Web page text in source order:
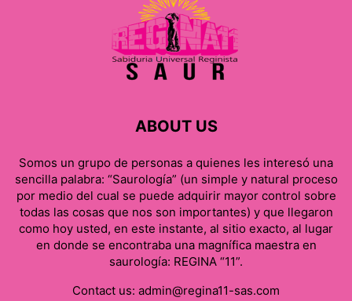
ABOUT US
Somos un grupo de personas a quienes les interesó una
sencilla palabra: “Saurología” (un simple y natural proceso
por medio del cual se puede adquirir mayor control sobre
todas las cosas que nos son importantes) y que llegaron
como hoy usted, en este instante, al sitio exacto, al lugar
en donde se encontraba una magnífica maestra en
saurología: REGINA “11”.
Contact us: admin@regina11-sas.com